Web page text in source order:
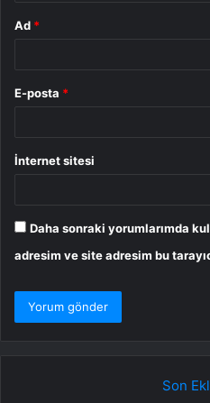
Ad *
E-posta *
İnternet sitesi
Daha sonraki yorumlarımda
adresim ve site adresim bu
Son